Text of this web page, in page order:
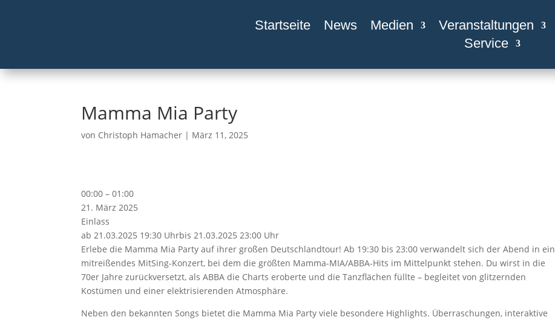
Startseite News Medien Veranstaltungen
Service
Mamma Mia Party
von Christoph Hamacher | März 11, 2025
Mamma
Mia
Party
00:00 –01:00
21. März 2025
Einlass
ab 21.03.2025 19:30 Uhrbis 21.03.2025 23:00 Uhr
Erlebe die Mamma Mia Party auf ihrer großen Deutschlandtour! Ab 19:30 bis 23:00 verwandelt sich der Abend in ein
mitreißendes MitSing-Konzert, bei dem die größten Mamma-MIA/ABBA-Hits im Mittelpunkt stehen. Du wirst in die
70er Jahre zurückversetzt, als ABBA die Charts eroberte und die Tanzflächen füllte – begleitet von glitzernden
Kostümen und einer elektrisierenden Atmosphäre.
Neben den bekannten Songs bietet die Mamma Mia Party viele besondere Highlights. Überraschungen, interaktive